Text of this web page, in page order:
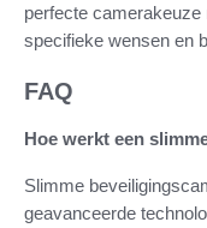
perfecte
specifieke wensen en
FAQ
Hoe werkt een
Slimme
geavanceerde